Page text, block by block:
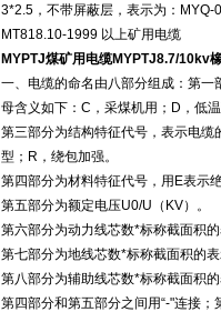
3*2.5，不带屏蔽层，表示为：
MT818.10-1999 以上矿用电缆
MYPTJ煤矿用电缆MYPTJ8.7/10kv
一、电缆的命名由八部分组成：第
母含义如下：C，采煤机用；D，低
第三部分为结构特征代号，表示电
型；R，绕包加强。
第四部分为材料特征代号，用E表示
第五部分为额定电压U0/U（KV）。
第六部分为动力线芯数*标称截面积
第七部分为地线芯数*标称截面积的
第八部分为辅助线芯数*标称截面积
第四部分和第五部分之间用“-"连接；